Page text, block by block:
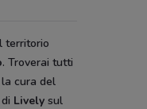
territorio
. Troverai tutti
cura del
Livelysul